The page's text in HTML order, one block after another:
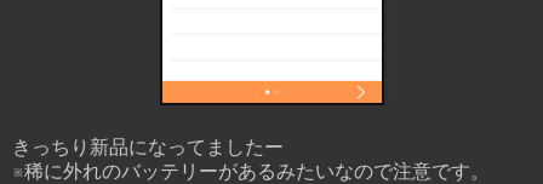
きっちり新品になってましたー
※稀に外れのバッテリーがあるみたいなので注意です。